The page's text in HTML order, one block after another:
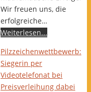
Wir freuen uns, die
erfolgreiche…
Weiterlesen...
Pilzzeichenwettbewerb:
Siegerin per
Videotelefonat bei
Preisverleihung dabei